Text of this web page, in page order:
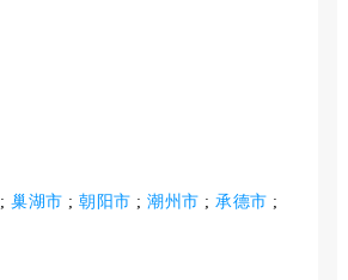
; 巢湖市 ; 朝阳市 ; 潮州市 ; 承德市 ;